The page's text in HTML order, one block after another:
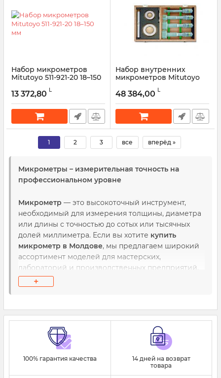
Набор микрометров
Mitutoyo 511-921-20 18–150
Артикул: 511-921-20
13 372,80 L
Набор внутренних
микрометров Mitutoyo
Артикул: 368-913
48 384,00 L
1 2 3 все вперёд »
Микрометры – измерительная точность на
профессиональном уровне
Микрометр — это высокоточный инструмент,
необходимый для измерения толщины, диаметра
или длины с точностью до сотых или тысячных
долей миллиметра. Если вы хотите купить
микрометр в Молдове, мы предлагаем широкий
ассортимент моделей для мастерских,
лабораторий и производственных предприятий.
электронным дисплеем, обеспечивают
быструю и точную индикацию, часто с
функцией «нулевой установки» и
переключения единиц.
Аналоговые (винтовые) микрометры–
+
100% гарантия качества
14 дней на возврат
товара